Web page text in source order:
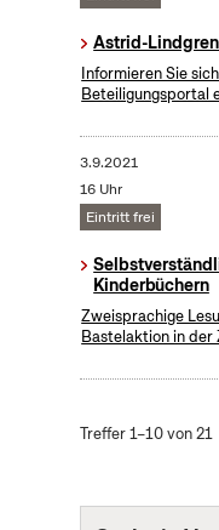
Astrid-
Informieren Sie
Beteiligungsportal
3.9.2021
16 Uhr
Eintritt frei
Kinderbüchern
Zweisprachige
Bastelaktion in
Treffer 1–10 von 21